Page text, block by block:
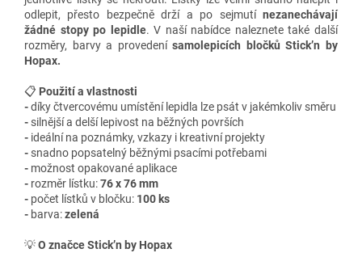
odlepit, přesto bezpečně drží a po sejmutí nezanechávají
žádné stopy po lepidle.V naší nabídce naleznete takédalší
rozměry, barvy a provedenísamolepicích bločků Stick’n by
Hopax.
📋 Použití a vlastnosti
-díky čtvercovému umístění lepidla lze psát v jakémkoliv směru
- silnější a delší lepivost na běžných površích
- ideální na poznámky, vzkazy i kreativní projekty
- snadno popsatelný běžnými psacími potřebami
- možnost opakované aplikace
- rozměr lístku:76 x 76 mm
- počet lístků v bločku: 100 ks
- barva:zelená
💡O značce Stick’n by Hopax